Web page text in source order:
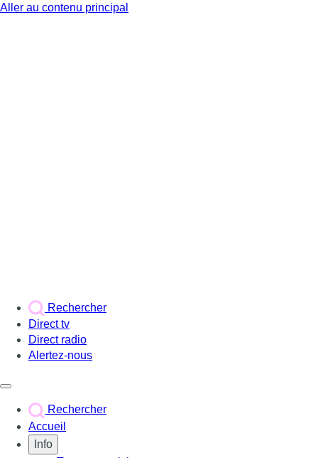
Aller au contenu principal
Rechercher
Direct tv
Direct radio
Alertez-nous
Rechercher
Accueil
Info